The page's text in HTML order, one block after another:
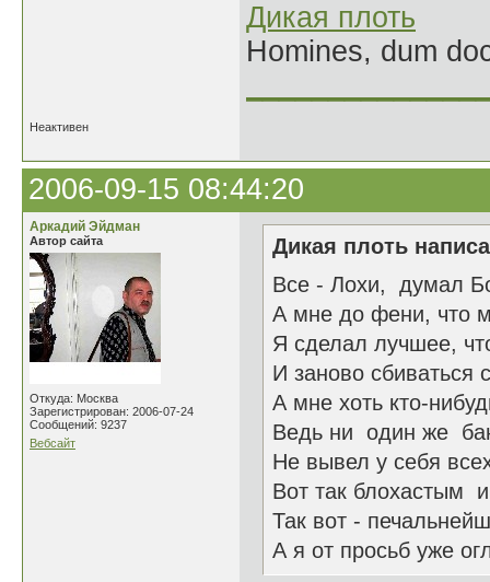
Дикая плоть
Homines, dum
Неактивен
2006-09-15 08:44:20
Аркадий Эйдман
Автор сайта
Откуда: Москва
Зарегистрирован: 2006-07-24
Сообщений: 9237
Вебсайт
Дикая плоть
Все - Лохи, думал
А мне до фени, что
Я сделал лучшее,
И заново сбиваться
А мне хоть кто-
Ведь ни один же
Не вывел у себя
Вот так блохастым
Так вот -
А я от просьб уже